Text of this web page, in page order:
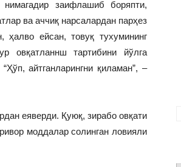
заифлашиб боряпти,
ва аччиқ нарсалардан парҳез
ейсан, товуқ тухумининг
овқатланнш тартибини йўлга
айтганларингни қиламан”, –
еяверди. Қуюқ, зирабо овқати
моддалар солинган ловияли